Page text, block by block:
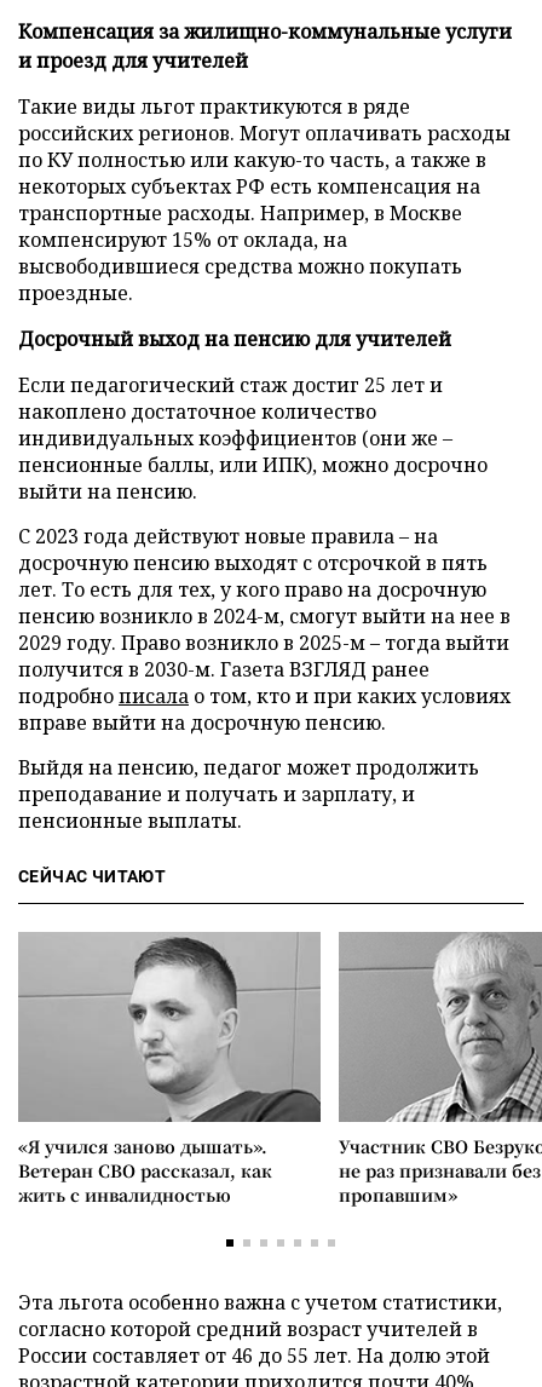
Компенсация за жилищно-коммунальные услуги
и проезд для учителей
Такие виды льгот практикуются в ряде
российских регионов. Могут оплачивать расходы
по КУ полностью или какую-то часть, а также в
некоторых субъектах РФ есть компенсация на
транспортные расходы. Например, в Москве
компенсируют 15% от оклада, на
высвободившиеся средства можно покупать
проездные.
Досрочный выход на пенсию для учителей
Если педагогический стаж достиг 25 лет и
накоплено достаточное количество
индивидуальных коэффициентов (они же –
пенсионные баллы, или ИПК), можно досрочно
выйти на пенсию.
С 2023 года действуют новые правила – на
досрочную пенсию выходят с отсрочкой в пять
лет. То есть для тех, у кого право на досрочную
пенсию возникло в 2024-м, смогут выйти на нее в
2029 году. Право возникло в 2025-м – тогда выйти
получится в 2030-м. Газета ВЗГЛЯД ранее
подробнописала о том, кто и при каких условиях
вправе выйти на досрочную пенсию.
Выйдя на пенсию, педагог может продолжить
преподавание и получать и зарплату, и
пенсионные выплаты.
СЕЙЧАС ЧИТАЮТ
«Я учился заново дышать».
Ветеран СВО рассказал, как
жить с инвалидностью
Участник СВО
не раз признавали
пропавшим»
Эта льгота особенно важна с учетом статистики,
согласно которой средний возраст учителей в
России составляет от 46 до 55 лет. На долю этой